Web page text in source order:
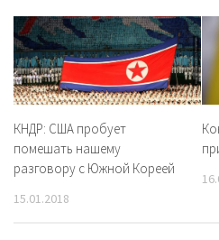
КНДР: США пробует
помешать нашему
разговору с Южной Кореей
15.01.2018